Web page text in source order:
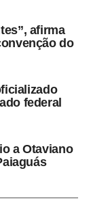
de
Exames e
pelo
2026 e
vereador
afirma
do
federal
a Otaviano